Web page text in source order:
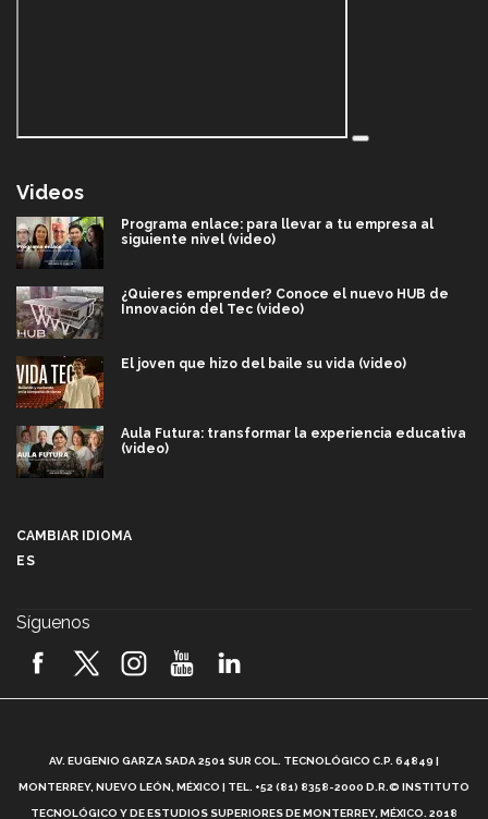
Videos
Programa enlace: para llevar a tu empresa al
siguiente nivel (video)
¿Quieres emprender? Conoce el nuevo HUB de
Innovación del Tec (video)
El joven que hizo del baile su vida (video)
Aula Futura: transformar la experiencia educativa
(video)
2026! (video)
¿Cómo es el Modelo Educativo Tec? (video)
CAMBIAR IDIOMA
ES
Síguenos
AV. EUGENIO GARZA SADA 2501 SUR COL. TECNOLÓGICO C.P. 64849 |
MONTERREY, NUEVO LEÓN, MÉXICO | TEL. +52 (81) 8358-2000 D.R.© INSTITUTO
TECNOLÓGICO Y DE ESTUDIOS SUPERIORES DE MONTERREY, MÉXICO. 2018